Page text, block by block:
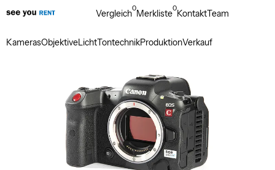
KamerasObjektiveLichtTontechnikProduktionVerkauf
Vergleich0Merkliste0KontaktTeam